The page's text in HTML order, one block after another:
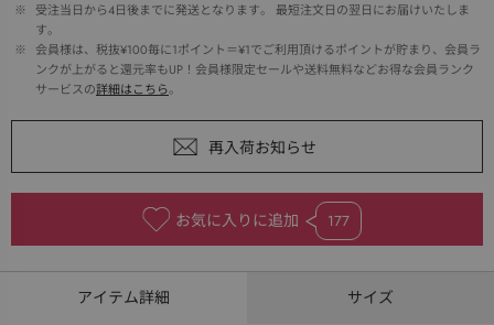
※
受注当日から4日後までに発送となります。 最短注文日の翌日にお届けいたしま
す。
※
会員様は、税抜¥100毎に1ポイント＝¥1でご利用頂けるポイントが貯まり、会員ラ
ンクが上がると還元率もUP！会員様限定セールや送料無料などお得な会員ランク
サービスの詳細はこちら。
お気に入りに追加 177
アイテム詳細 サイズ